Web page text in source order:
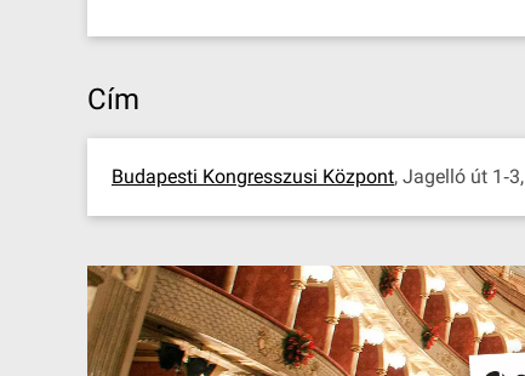
Cím
Budapesti Kongresszusi Központ, Jagelló út 1‐3,